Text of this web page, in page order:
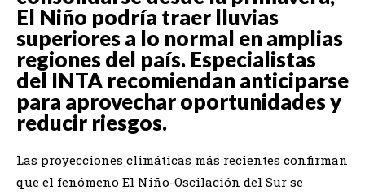
El Niño podría traer lluvias
superiores a lo normal en amplias
regiones del país. Especialistas
del INTA recomiendan anticiparse
para aprovechar oportunidades y
reducir riesgos.
Las proyecciones climáticas más recientes confirman
que el fenómeno El Niño-Oscilación del Sur se